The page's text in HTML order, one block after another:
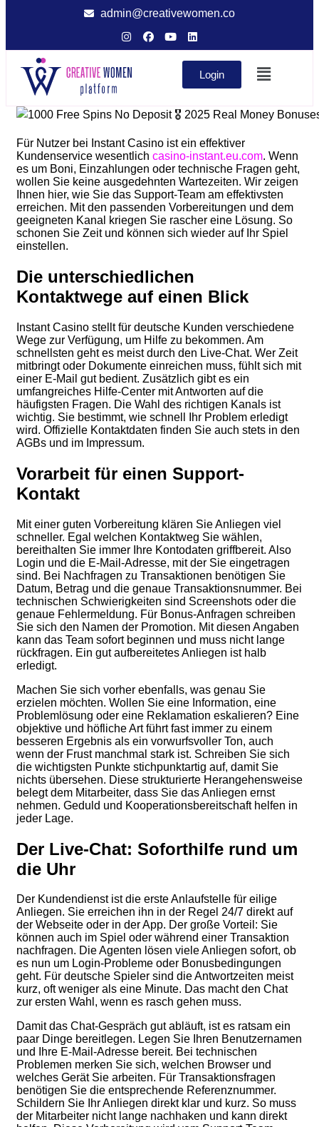
admin@creativewomen.co
Login
Für Nutzer bei Instant Casino ist ein effektiver
Kundenservice wesentlich casino-instant.eu.com. Wenn
es um Boni, Einzahlungen oder technische Fragen geht,
wollen Sie keine ausgedehnten Wartezeiten. Wir zeigen
Ihnen hier, wie Sie das Support-Team am effektivsten
erreichen. Mit den passenden Vorbereitungen und dem
geeigneten Kanal kriegen Sie rascher eine Lösung. So
schonen Sie Zeit und können sich wieder auf Ihr Spiel
einstellen.
Die unterschiedlichen
Kontaktwege auf einen Blick
Instant Casino stellt für deutsche Kunden verschiedene
Wege zur Verfügung, um Hilfe zu bekommen. Am
schnellsten geht es meist durch den Live-Chat. Wer Zeit
mitbringt oder Dokumente einreichen muss, fühlt sich mit
einer E-Mail gut bedient. Zusätzlich gibt es ein
umfangreiches Hilfe-Center mit Antworten auf die
häufigsten Fragen. Die Wahl des richtigen Kanals ist
wichtig. Sie bestimmt, wie schnell Ihr Problem erledigt
wird. Offizielle Kontaktdaten finden Sie auch stets in den
AGBs und im Impressum.
Vorarbeit für einen Support-
Kontakt
Mit einer guten Vorbereitung klären Sie Anliegen viel
schneller. Egal welchen Kontaktweg Sie wählen,
bereithalten Sie immer Ihre Kontodaten griffbereit. Also
Login und die E-Mail-Adresse, mit der Sie eingetragen
sind. Bei Nachfragen zu Transaktionen benötigen Sie
Datum, Betrag und die genaue Transaktionsnummer. Bei
technischen Schwierigkeiten sind Screenshots oder die
genaue Fehlermeldung. Für Bonus-Anfragen schreiben
Sie sich den Namen der Promotion. Mit diesen Angaben
kann das Team sofort beginnen und muss nicht lange
rückfragen. Ein gut aufbereitetes Anliegen ist halb
erledigt.
Machen Sie sich vorher ebenfalls, was genau Sie
erzielen möchten. Wollen Sie eine Information, eine
Problemlösung oder eine Reklamation eskalieren? Eine
objektive und höfliche Art führt fast immer zu einem
besseren Ergebnis als ein vorwurfsvoller Ton, auch
wenn der Frust manchmal stark ist. Schreiben Sie sich
die wichtigsten Punkte stichpunktartig auf, damit Sie
nichts übersehen. Diese strukturierte Herangehensweise
belegt dem Mitarbeiter, dass Sie das Anliegen ernst
nehmen. Geduld und Kooperationsbereitschaft helfen in
jeder Lage.
Der Live-Chat: Soforthilfe rund um
die Uhr
Der Kundendienst ist die erste Anlaufstelle für eilige
Anliegen. Sie erreichen ihn in der Regel 24/7 direkt auf
der Webseite oder in der App. Der große Vorteil: Sie
können auch im Spiel oder während einer Transaktion
nachfragen. Die Agenten lösen viele Anliegen sofort, ob
es nun um Login-Probleme oder Bonusbedingungen
geht. Für deutsche Spieler sind die Antwortzeiten meist
kurz, oft weniger als eine Minute. Das macht den Chat
zur ersten Wahl, wenn es rasch gehen muss.
Damit das Chat-Gespräch gut abläuft, ist es ratsam ein
paar Dinge bereitlegen. Legen Sie Ihren Benutzernamen
und Ihre E-Mail-Adresse bereit. Bei technischen
Problemen merken Sie sich, welchen Browser und
welches Gerät Sie arbeiten. Für Transaktionsfragen
benötigen Sie die entsprechende Referenznummer.
Schildern Sie Ihr Anliegen direkt klar und kurz. So muss
der Mitarbeiter nicht lange nachhaken und kann direkt